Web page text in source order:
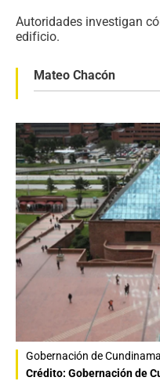
Autoridades investigan
edificio.
Mateo Chacón
Gobernación de
Crédito: Gobernación de